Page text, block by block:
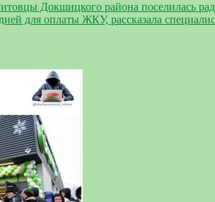
Докшицкого района поселилась
для оплаты ЖКУ, рассказала